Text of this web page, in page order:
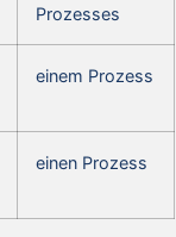
Prozesses
einem Prozess
einen Prozess